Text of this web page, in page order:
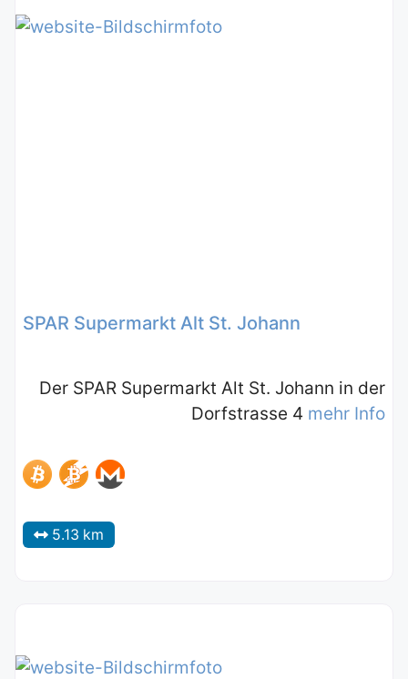
SPAR Supermarkt Alt St. Johann
Der SPAR Supermarkt Alt St. Johann in der
Dorfstrasse 4 mehr Info
5.13 km